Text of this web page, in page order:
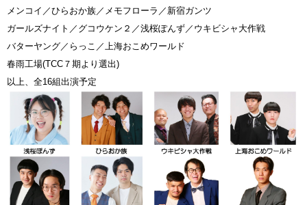
メンコイ／ひらおか族／メモフローラ／新宿ガンツ
ガールズナイト／グコウケン２／浅桜ぽんず／ウキビシャ大作戦
バターヤング／らっこ／上海おこめワールド
春雨工場(TCC７期より選出)
以上、全16組出演予定